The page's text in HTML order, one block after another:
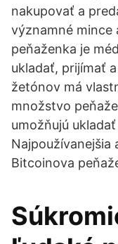
nakupovať a
významné mince
peňaženka je
ukladať, prijímať
žetónov má
množstvo
umožňujú
Najpoužívanejšia
Bitcoinova